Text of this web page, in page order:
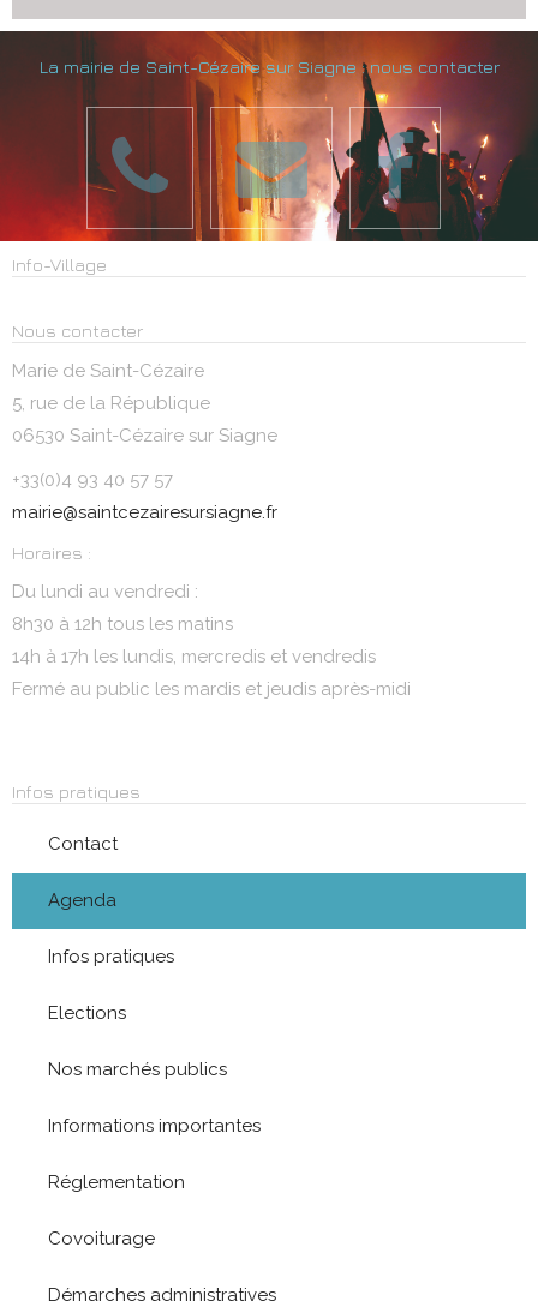
La mairie de Saint-Cézaire sur Siagne : nous contacter
Info-Village
Nous contacter
Marie de Saint-Cézaire
5, rue de la République
06530 Saint-Cézaire sur Siagne
+33(0)4 93 40 57 57
mairie@saintcezairesursiagne.fr
Horaires :
Du lundi au vendredi :
8h30 à 12h tous les matins
14h à 17h les lundis, mercredis et vendredis
Fermé au public les mardis et jeudis après-midi
Infos pratiques
Contact
Agenda
Infos pratiques
Elections
Nos marchés publics
Informations importantes
Réglementation
Covoiturage
Démarches administratives